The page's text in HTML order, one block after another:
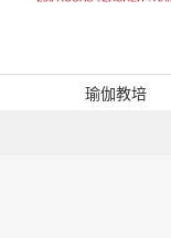
瑜伽教培